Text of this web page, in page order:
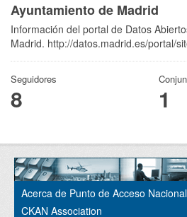
Ayuntamiento de Madrid
Información del portal de Datos
Madrid. http://datos.madrid.es/portal/
Seguidores
8 1
Acerca de Punto de Acceso
CKAN Association